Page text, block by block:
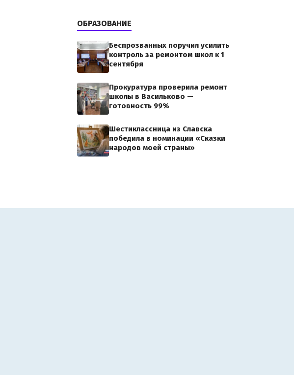
ОБРАЗОВАНИЕ
Беспрозванных поручил усилить
контроль за ремонтом школ к 1
сентября
Прокуратура проверила ремонт
школы в Васильково —
готовность 99%
Шестиклассница из Славска
победила в номинации «Сказки
народов моей страны»